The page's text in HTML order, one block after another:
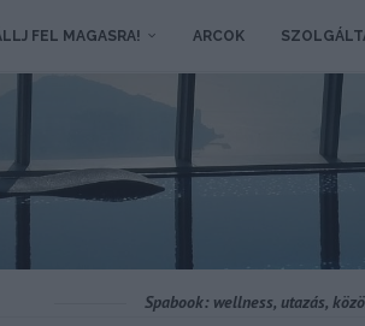
FEL MAGASRA! ARCOK
Spabook: wellness, utazás,